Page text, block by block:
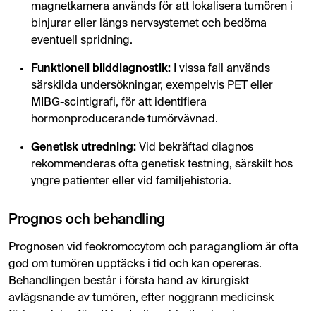
magnetkamera används för att lokalisera tumören i
binjurar eller längs nervsystemet och bedöma
eventuell spridning.
Funktionell bilddiagnostik: I vissa fall används
särskilda undersökningar, exempelvis PET eller
MIBG-scintigrafi, för att identifiera
hormonproducerande tumörvävnad.
Genetisk utredning: Vid bekräftad diagnos
rekommenderas ofta genetisk testning, särskilt hos
yngre patienter eller vid familjehistoria.
Prognos och behandling
Prognosen vid feokromocytom och paragangliom är ofta
god om tumören upptäcks i tid och kan opereras.
Behandlingen består i första hand av kirurgiskt
avlägsnande av tumören, efter noggrann medicinsk